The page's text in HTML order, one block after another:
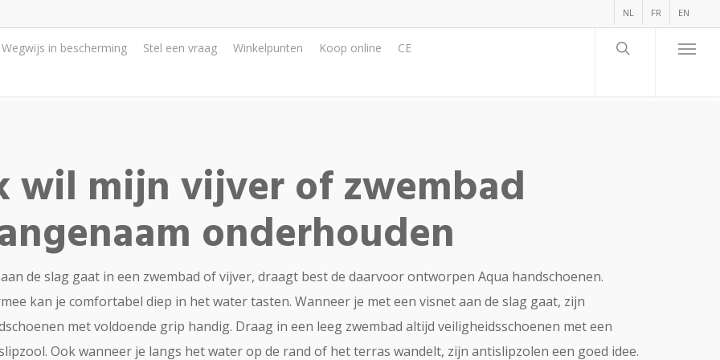
NL FR EN
Wegwijs in bescherming Stel een vraag Winkelpunten Koop online CE
wil mijn vijver of zwembad
onderhouden
de slag gaat in een zwembad of vijver, draagt best de daarvoor ontworpen Aqua handschoenen.
kan je comfortabel diep in het water tasten. Wanneer je met een visnet aan de slag gaat, zijn
met voldoende grip handig. Draag in een leeg zwembad altijd veiligheidsschoenen met een
Ook wanneer je langs het water op de rand of het terras wandelt, zijn antislipzolen een goed idee.